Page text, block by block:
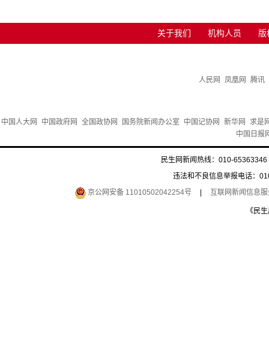
关于我们 机构人员 版
人民网 凤凰网 腾讯
中国人大网 中国政府网 全国政协网 国务院新闻办公室 中国记协网 新华网
求是
中国日报
民生网新闻热线：010-
违法和不良信息举报电话：
京公网安备 11010502042254号
互联网新闻信息
《民